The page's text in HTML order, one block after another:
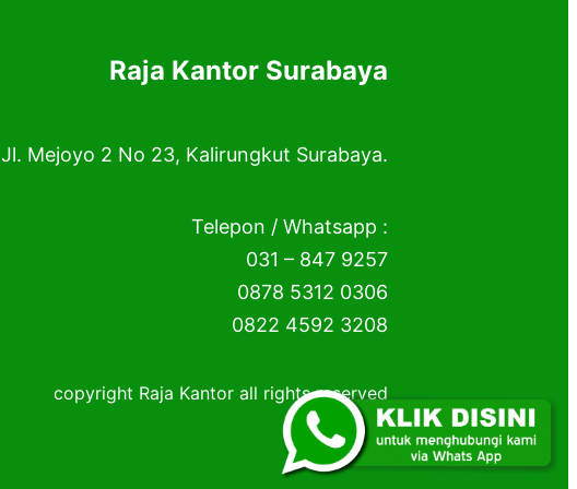
Raja Kantor Surabaya
Jl. Mejoyo 2 No 23, Kalirungkut Surabaya.
Telepon / Whatsapp :
031 – 847 9257
0878 5312 0306
0822 4592 3208
copyright Raja Kantor all rights reserved